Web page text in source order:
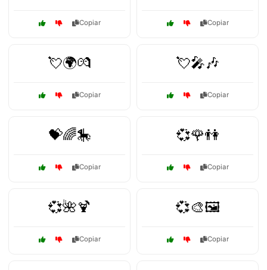
Copiar Copiar
💘🌍💏
Copiar
💘🎤🎶
Copiar
💝🌈🎠
Copiar
💞🌹👫
Copiar
💞🌺🍹
Copiar
💞🎨🖼️
Copiar